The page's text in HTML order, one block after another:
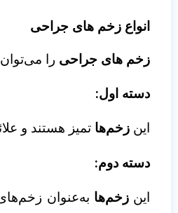
انواع زخم های جراحی
زخم های جراحی را
دسته اول:
این زخم‌ها تمیز هستند و
دسته دوم:
اینزخم‌ها به‌عنوان